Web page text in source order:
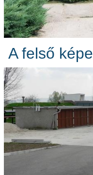
A felső